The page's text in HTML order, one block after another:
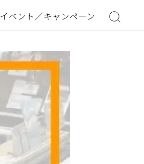
イベント／キャンペーン